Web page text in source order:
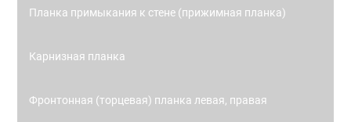
Планка примыкания к стене (прижимная планка)
Карнизная планка
Фронтонная (торцевая) планка левая, правая